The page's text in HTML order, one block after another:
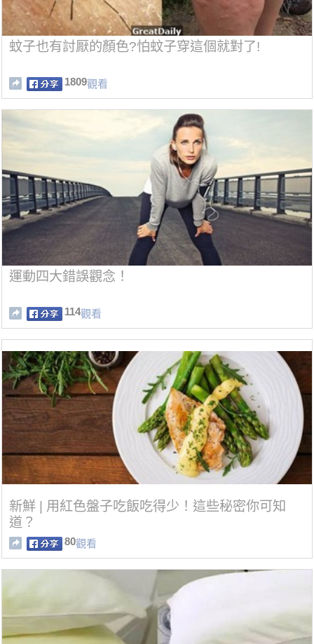
蚊子也有討厭的顏色?怕蚊子穿這個就對了!
1809觀看
運動四大錯誤觀念！
114觀看
新鮮 | 用紅色盤子吃飯吃得少！這些秘密你可知
道？
80觀看